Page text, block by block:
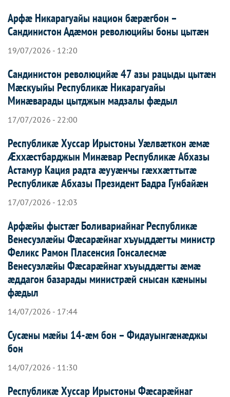
Арфæ Никарагуайы национ бæрæгбон –
Сандинистон Адæмон революцийы боны цытæн
19/07/2026 - 12:20
Сандинистон революцийæ 47 азы рацыды цытæн
Мæскуыйы Республикæ Никарагуайы
Минæварады цытджын мадзалы фæдыл
17/07/2026 - 22:00
Республикæ Хуссар Ирыстоны Уæлвæткон æмæ
Æххæстбарджын Минæвар Республикæ Абхазы
Астамур Кация радта æууæнчы гæххæттытæ
Республикæ Абхазы Президент Бадра Гунбайæн
17/07/2026 - 12:03
Арфæйы фыстæг Боливариайнаг Республикæ
Венесуэлæйы Фæсарæйнаг хъуыддæгты министр
Феликс Рамон Пласенсия Гонсалесмæ
Венесуэлæйы Фæсарæйнаг хъуыддæгты æмæ
æддагон базарады министрæй снысан кæныны
фæдыл
14/07/2026 - 17:44
Сусæны мæйы 14-æм бон – Фидауынгæнæджы
бон
14/07/2026 - 11:30
Республикæ Хуссар Ирыстоны Фæсарæйнаг